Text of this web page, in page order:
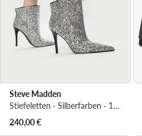
Steve Madden
Stiefeletten · Silberfarben · 10 cm
240,00€